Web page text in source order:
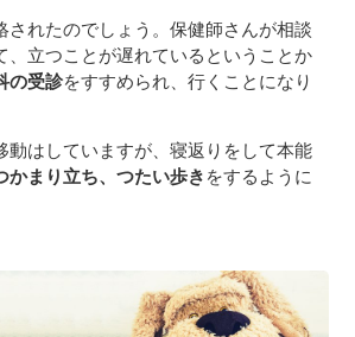
されたのでしょう。保健師さんが相談
、立つことが遅れているということか
の受診をすすめられ、行くことになり
動はしていますが、寝返りをして本能
かまり立ち、つたい歩き をするように